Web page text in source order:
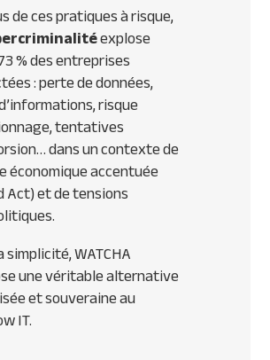
de ces pratiques à risque,
explose
% des entreprises
: perte de données,
risque
tentatives
dans un contexte de
économique accentuée
Act) et de tensions
simplicité, WATCHA
une véritable alternative
et souveraine au
IT.